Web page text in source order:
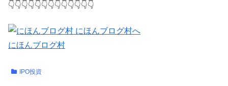
👇👇👇👇👇👇👇👇👇👇👇👇👇
にほんブログ村
IPO投資